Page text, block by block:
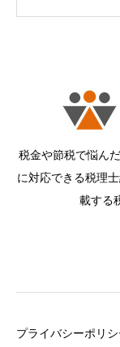
税金や節税で悩ん
に対応できる税理
載する
プライバシーポリシ